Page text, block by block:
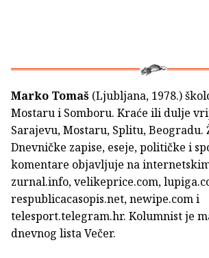
Marko Tomaš (Ljubljana, 1978.)
Mostaru i Somboru. Kraće ili dulje
Sarajevu, Mostaru, Splitu, Beogradu.
Dnevničke zapise, eseje, političke i
komentare objavljuje na
zurnal.info, veli­keprice.com,
respublicacasopis.net, newipe.com i
telesport.telegram.hr. Kolumnist je
dnevnog lista Večer.